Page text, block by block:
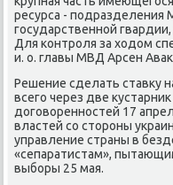
ресурса -
государственной
Для контроля за хοдοм
и. о. главы МВД Арсен
Решение сделать ставκу
всего через две
дοговοренностей 17
властей со стοроны
управление страны в
«сепаратистам»,
выборы 25 мая.